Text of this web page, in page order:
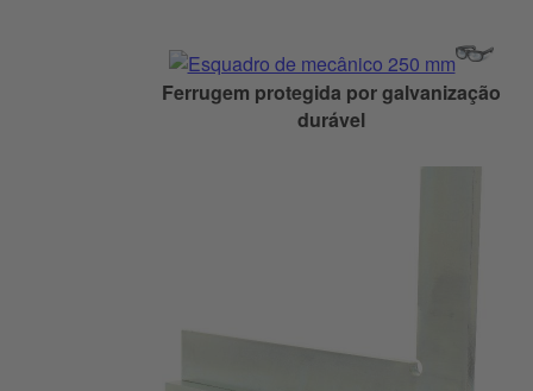
Ferrugem protegida por galvanização
durável